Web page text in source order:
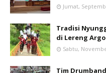
Jumat,
Tradisi
di Lereng
Sabtu,
Tim